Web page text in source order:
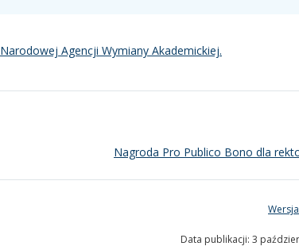
Narodowej Agencji Wymiany Akademickiej.
Nagroda Pro Publico Bono dla
Data publikacji: 3